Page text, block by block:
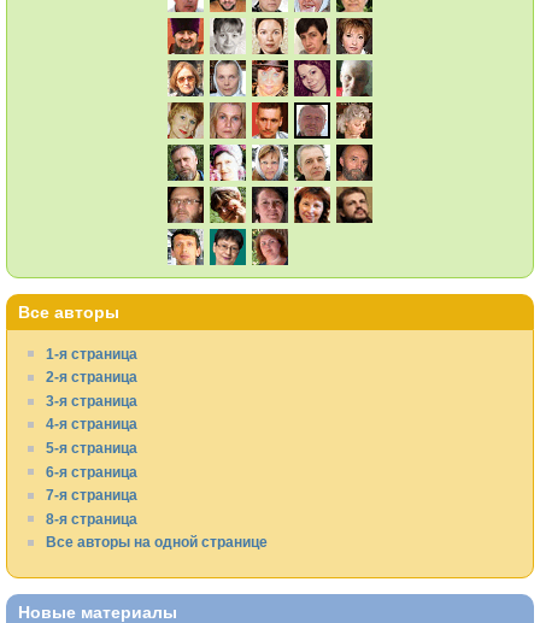
Все авторы
1-я страница
2-я страница
3-я страница
4-я страница
5-я страница
6-я страница
7-я страница
8-я страница
Все авторы на одной странице
Новые материалы